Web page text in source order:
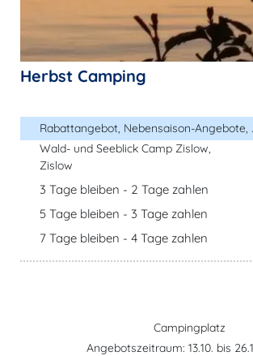
Herbst Camping
Rabattangebot, Nebensaison-Angebote,
Wald- und Seeblick Camp Zislow,
Zislow
3 Tage bleiben - 2 Tage zahlen
5 Tage bleiben - 3 Tage zahlen
7 Tage bleiben - 4 Tage zahlen
Campingplatz
Angebotszeitraum: 13.10. bis